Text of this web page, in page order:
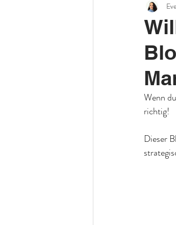
Wenn
richtig!
Dieser